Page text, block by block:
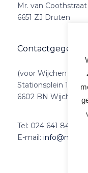
Mr. van
6651 ZJ Druten
Contactgegevens
(voor Wijchen en
Stationsplein 1
6602 BN Wijchen
Tel: 024 641 84 59
E-mail: